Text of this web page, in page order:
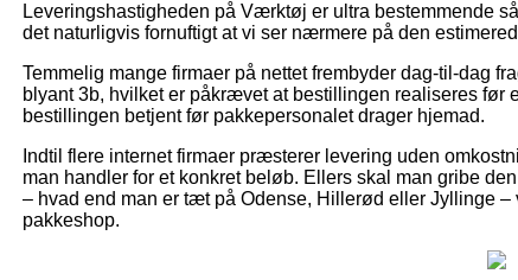
Leveringshastigheden på Værktøj er ultra bestemmende
det naturligvis fornuftigt at vi ser nærmere på den
Temmelig mange firmaer på nettet frembyder dag-til-dag
blyant 3b, hvilket er påkrævet at bestillingen realiseres før
bestillingen betjent før pakkepersonalet drager hjemad.
Indtil flere internet firmaer præsterer levering uden
man handler for et konkret beløb. Ellers skal man gribe
– hvad end man er tæt på Odense, Hillerød eller Jyllinge
pakkeshop.